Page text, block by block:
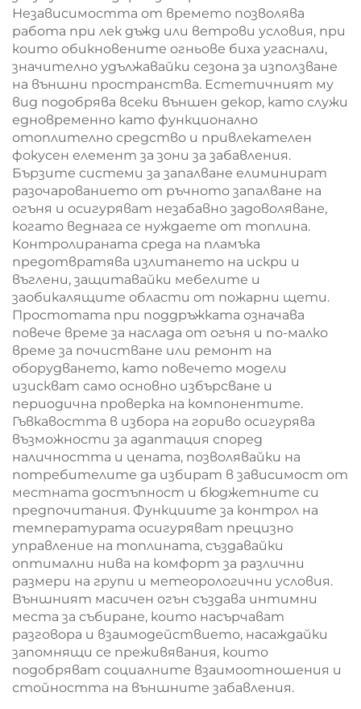
Независимостта от времето позволява
работа при лек дъжд или ветрови условия, при
които обикновените огньове биха угаснали,
значително удължавайки сезона за използване
на външни пространства. Естетичният му
вид подобрява всеки външен декор, като служи
едновременно като функционално
отоплително средство и привлекателен
фокусен елемент за зони за забавления.
Бързите системи за запалване елиминират
разочарованието от ръчното запалване на
огъня и осигуряват незабавно задоволяване,
когато веднага се нуждаете от топлина.
Контролираната среда на пламъка
предотвратява излитането на искри и
въглени, защитавайки мебелите и
заобикалящите области от пожарни щети.
Простотата при поддръжката означава
повече време за наслада от огъня и по-малко
време за почистване или ремонт на
оборудването, като повечето модели
изискват само основно избърсване и
периодична проверка на компонентите.
Гъвкавостта в избора на гориво осигурява
възможности за адаптация според
наличността и цената, позволявайки на
потребителите да избират в зависимост от
местната достъпност и бюджетните си
предпочитания. Функциите за контрол на
температурата осигуряват прецизно
управление на топлината, създавайки
оптимални нива на комфорт за различни
размери на групи и метеорологични условия.
Външният масичен огън създава интимни
места за събиране, които насърчават
разговора и взаимодействието, насаждайки
запомнящи се преживявания, които
подобряват социалните взаимоотношения и
стойността на външните забавления.